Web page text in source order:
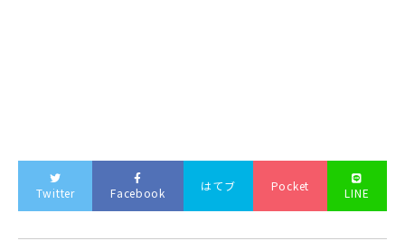
Twitter Facebook はてブ Pocket LINE